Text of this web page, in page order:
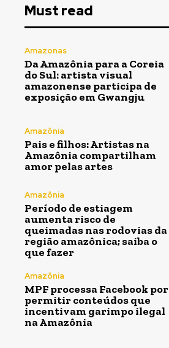
Must read
Amazonas
Da Amazônia para a Coreia
do Sul: artista visual
amazonense participa de
exposição em Gwangju
Amazônia
Pais e filhos: Artistas na
Amazônia compartilham
amor pelas artes
Amazônia
Período de estiagem
aumenta risco de
queimadas nas rodovias da
região amazônica; saiba o
que fazer
Amazônia
MPF processa Facebook por
permitir conteúdos que
incentivam garimpo ilegal
na Amazônia